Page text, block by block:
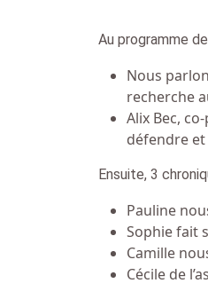
Au programme
Nous
recherche
Alix Bec,
défendre
Ensuite, 3
Pauline
Sophie fait
Camille
Cécile de